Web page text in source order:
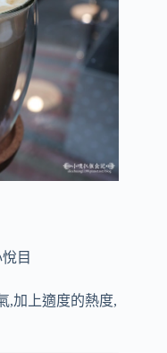
目
,加上適度的熱度,